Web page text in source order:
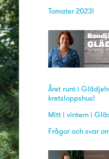
Tomater 2023!
Året runt i
kretsloppshus!
Mitt i vintern i
Frågor och svar